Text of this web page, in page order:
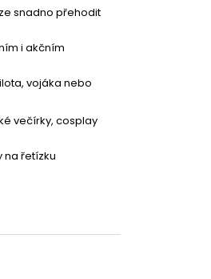
snadno přehodit
i akčním
vojáka nebo
večírky, cosplay
na řetízku